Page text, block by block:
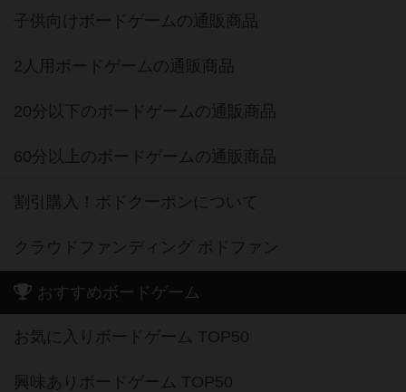
子供向けボードゲームの通販商品
2人用ボードゲームの通販商品
20分以下のボードゲームの通販商品
60分以上のボードゲームの通販商品
割引購入！ボドクーポンについて
クラウドファンディング ボドファン
おすすめボードゲーム
お気に入りボードゲーム TOP50
興味ありボードゲーム TOP50